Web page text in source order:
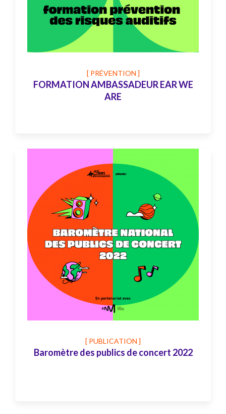
[ PRÉVENTION ]
FORMATION AMBASSADEUR EAR WE
ARE
[ PUBLICATION ]
Baromètre des publics de concert 2022